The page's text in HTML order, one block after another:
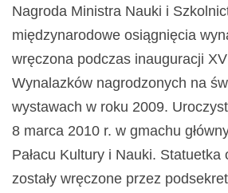
Nagroda Ministra Nauki i
międzynarodowe osiągnięcia
wręczona podczas inauguracji
Wynalazków nagrodzonych na
wystawach w roku 2009.
8 marca 2010 r. w gmachu
Pałacu Kultury i Nauki. Statuetka
zostały wręczone przez